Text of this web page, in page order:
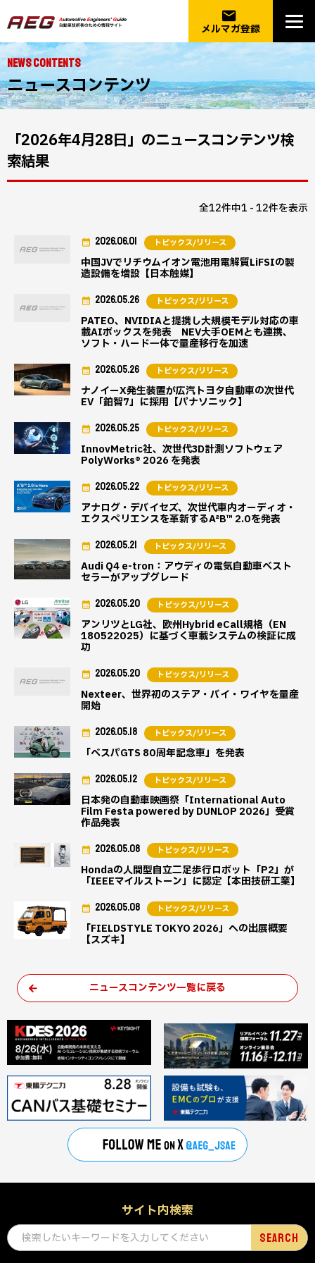
email
メルマガ登録
NEWS CONTENTS
ニュースコンテンツ
「2026年4月28日」のニュースコンテンツ検
索結果
全12件中1 - 12件を表示
中国JVでリチウムイオン電池用電解質LiFSIの製
造設備を増設【日本触媒】
2026.06.01 トピックス/リリース
PATEO、NVIDIAと提携し大規模モデル対応の車
載AIボックスを発表 NEV大手OEMとも連携、
ソフト・ハード一体で量産移行を加速
2026.05.26 トピックス/リリース
ナノイーX発生装置が広汽トヨタ自動車の次世代
EV「鉑智7」に採用【パナソニック】
2026.05.26 トピックス/リリース
InnovMetric社、次世代3D計測ソフトウェア
PolyWorks® 2026 を発表
2026.05.25 トピックス/リリース
アナログ・デバイセズ、次世代車内オーディオ・
エクスペリエンスを革新するA²B™ 2.0を発表
2026.05.22 トピックス/リリース
Audi Q4 e-tron：アウディの電気自動車ベスト
セラーがアップグレード
2026.05.21 トピックス/リリース
アンリツとLG社、欧州Hybrid eCall規格（EN
180522025）に基づく車載システムの検証に成
功
2026.05.20 トピックス/リリース
Nexteer、世界初のステア・バイ・ワイヤを量産
開始
2026.05.20 トピックス/リリース
「ベスパGTS 80周年記念車」を発表
2026.05.18 トピックス/リリース
日本発の自動車映画祭「International Auto
Film Festa powered by DUNLOP 2026」受賞
作品発表
2026.05.12 トピックス/リリース
Hondaの人間型自立二足歩行ロボット「P2」が
「IEEEマイルストーン」に認定【本田技研工業】
2026.05.08 トピックス/リリース
「FIELDSTYLE TOKYO 2026」への出展概要
【スズキ】
2026.05.08 トピックス/リリース
ニュースコンテンツ一覧に戻る
サイト内検索